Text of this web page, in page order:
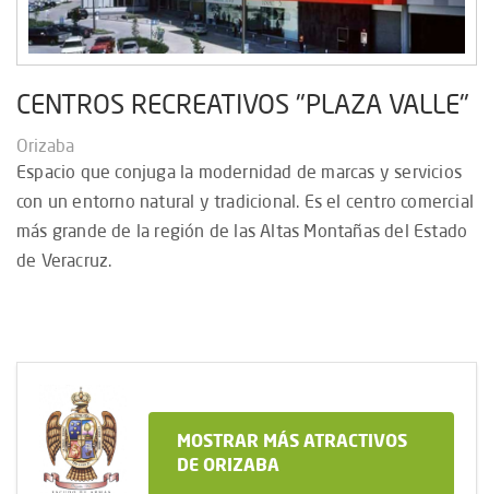
CENTROS RECREATIVOS "PLAZA VALLE"
Orizaba
Espacio que conjuga la modernidad de marcas y servicios
con un entorno natural y tradicional. Es el centro comercial
más grande de la región de las Altas Montañas del Estado
de Veracruz.
MOSTRAR MÁS ATRACTIVOS
DE ORIZABA